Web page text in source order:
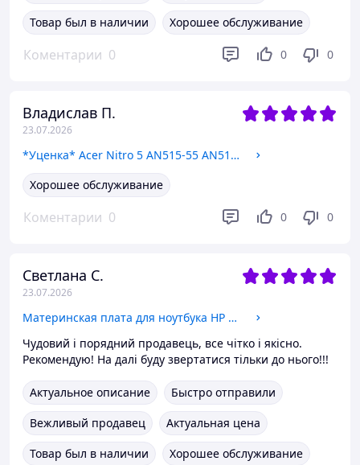
Товар был в наличии
Хорошее обслуживание
Коментарии 0 0 0
Владислав П.
23.07.2026
*Уценка* Acer Nitro 5 AN515-55 AN515-44 AP336000301 Крышка матрицы, шарнир, корпус
Хорошее обслуживание
Коментарии 0 0 0
Светлана С.
23.07.2026
Материнская плата для ноутбука HP Pavilion 14-dv (DA0G7GMB8F0 / i3-1115G4) Гарантия
Чудовий і порядний продавець, все чітко і якісно.
Рекомендую! На далі буду звертатися тільки до нього!!!
Актуальное описание
Быстро отправили
Вежливый продавец
Актуальная цена
Товар был в наличии
Хорошее обслуживание